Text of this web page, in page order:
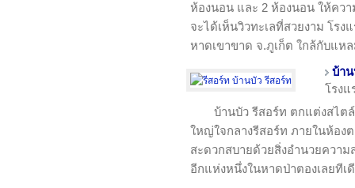
ห้องนอน และ 2 ห้องนอน ให้คว
จะได้เห็นวิวทะเลที่สวยงาม โร
หาดเขาขาด จ.ภูเก็ต ใกล้กับแห
บ้า
โรง
บ้านบัว รีสอร์ท ตกแต่งสไต
ใหญ่ใจกลางรีสอร์ท ภายในห้อง
สะดวกสบายด้วยสิ่งอำนวยควา
อีกแห่งหนึ่งในหาดป่าตองเลยทีเ